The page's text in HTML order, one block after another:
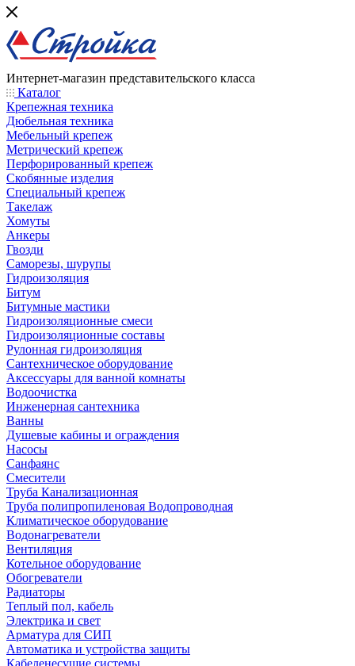
Интернет-магазин представительского класса
Каталог
Крепежная техника
Дюбельная техника
Мебельный крепеж
Метрический крепеж
Перфорированный крепеж
Скобянные изделия
Специальный крепеж
Такелаж
Хомуты
Анкеры
Гвозди
Саморезы, шурупы
Гидроизоляция
Битум
Битумные мастики
Гидроизоляционные смеси
Гидроизоляционные составы
Рулонная гидроизоляция
Сантехническое оборудование
Аксессуары для ванной комнаты
Водоочистка
Инженерная сантехника
Ванны
Душевые кабины и ограждения
Насосы
Санфаянс
Смесители
Труба Канализационная
Труба полипропиленовая Водопроводная
Климатическое оборудование
Водонагреватели
Вентиляция
Котельное оборудование
Обогреватели
Радиаторы
Теплый пол, кабель
Электрика и свет
Арматура для СИП
Автоматика и устройства защиты
Кабеленесущие системы